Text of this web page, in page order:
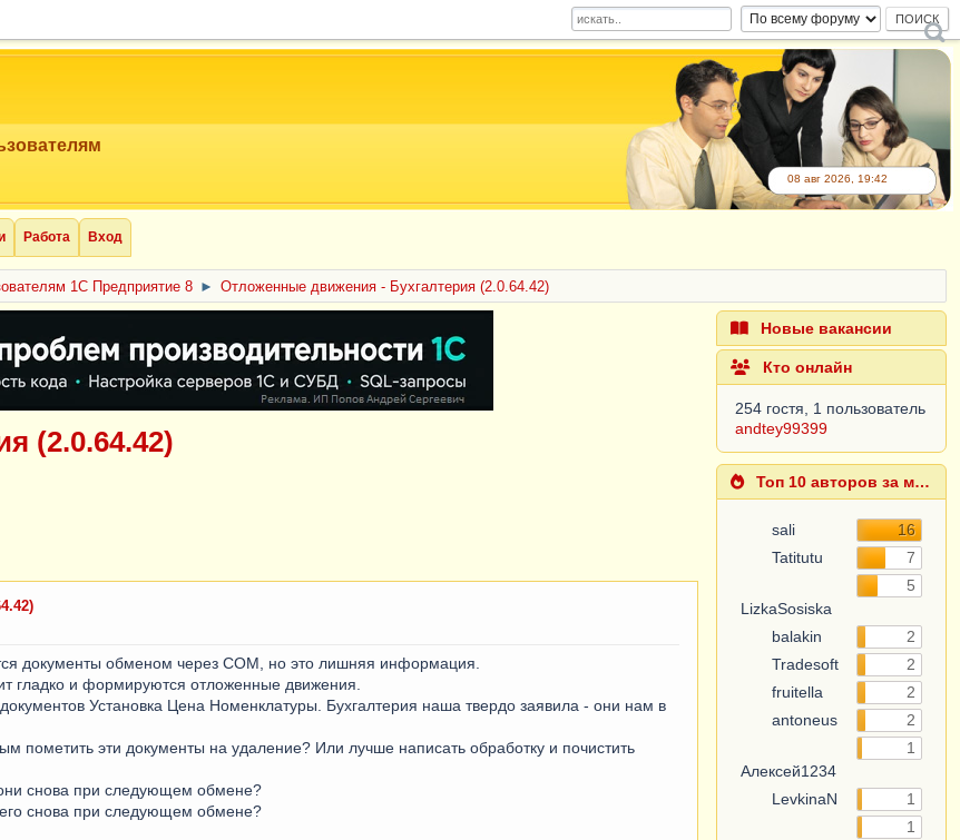
08 авг 2026, 19:42
Работа Вход
1С Предприятие 8 ► Отложенные движения - Бухгалтерия (2.0.64.42)
(2.0.64.42)
документы обменом через COM, но это лишняя информация.
гладко и формируются отложенные движения.
Установка Цена Номенклатуры. Бухгалтерия наша твердо заявила - они нам в
пометить эти документы на удаление? Или лучше написать обработку и почистить
снова при следующем обмене?
снова при следующем обмене?
Новые вакансии
Кто онлайн
254 гостя, 1 пользователь
andtey99399
Топ 10 авторов за месяц
sali
16
Tatitutu
7
LizkaSosiska
5
balakin
2
Tradesoft
2
fruitella
2
antoneus
2
Алексей1234
1
LevkinaN 1
1